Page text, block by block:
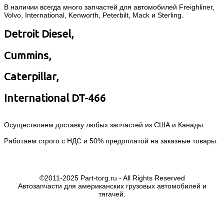
В наличии всегда много запчастей для автомобилей Freighliner,
Volvo, International, Kenworth, Peterbilt, Mack и Sterling.
Detroit Diesel,
Cummins,
Caterpillar,
International DT-466
Осуществляем доставку любых запчастей из США и Канады.
Работаем строго с НДС и 50% предоплатой на заказные товары.
©2011-2025 Part-torg.ru - All Rights Reserved
Автозапчасти для американских грузовых автомобилей и
тягачей.